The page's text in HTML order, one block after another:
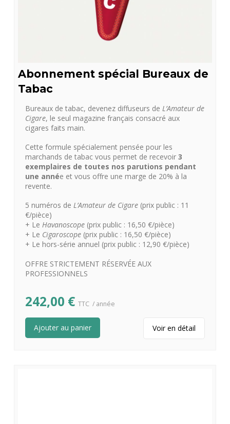
Abonnement spécial Bureaux de
Tabac
Bureaux de tabac, devenez diffuseurs de L’Amateur de
Cigare, le seul magazine français consacré aux
cigares faits main.
Cette formule spécialement pensée pour les
marchands de tabac vous permet de recevoir 3
exemplaires de toutes nos parutions pendant
une année et vous offre une marge de 20% à la
revente.
5 numéros de L’Amateur de Cigare(prix public : 11
€/pièce)
+ Le Havanoscope (prix public : 16,50 €/pièce)
+ Le Cigaroscope(prix public : 16,50 €/pièce)
+ Le hors-série annuel (prix public : 12,90 €/pièce)
OFFRE STRICTEMENT RÉSERVÉE AUX
PROFESSIONNELS
242,00 € TTC / année
Ajouter au panier Voir en détail